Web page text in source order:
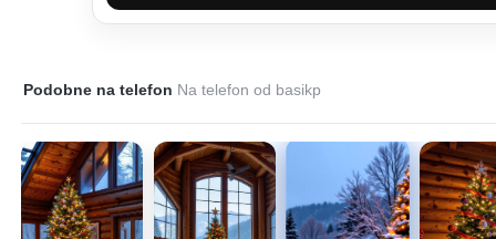
Podobne na telefon Na telefon od basikp